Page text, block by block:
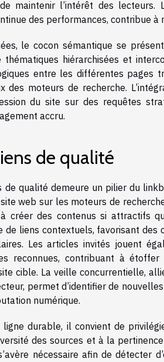
maintenir l’intérêt des
des performances, contribue à
le cocon sémantique se
hiérarchisées et
entre les différentes pages
des moteurs de recherche.
du site sur des requêtes
accru.
de qualité
de qualité demeure un pilier du
web sur les moteurs de
créer des contenus si attractifs
de liens contextuels, favorisant
Les articles invités jouent
reconnues, contribuant à
cible. La veille concurrentielle,
permet d’identifier de
numérique.
durable, il convient de
des sources et à la
nécessaire afin de détecter